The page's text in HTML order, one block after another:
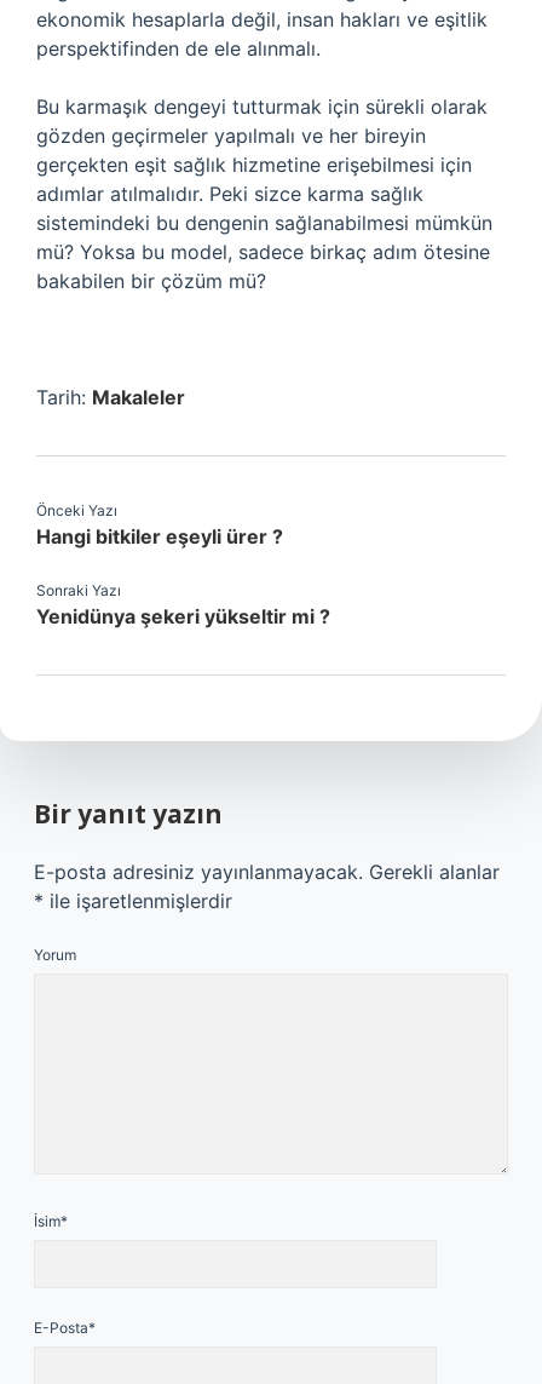
ekonomik hesaplarla değil, insan hakları ve eşitlik
perspektifinden de ele alınmalı.
Bu karmaşık dengeyi tutturmak için sürekli olarak
gözden geçirmeler yapılmalı ve her bireyin
gerçekten eşit sağlık hizmetine erişebilmesi için
adımlar atılmalıdır. Peki sizce karma sağlık
sistemindeki bu dengenin sağlanabilmesi mümkün
mü? Yoksa bu model, sadece birkaç adım ötesine
bakabilen bir çözüm mü?
Tarih: Makaleler
Önceki Yazı
Hangi bitkiler eşeyli ürer ?
Sonraki Yazı
Yenidünya şekeri yükseltir mi ?
Bir yanıt yazın
E-posta adresiniz yayınlanmayacak. Gerekli alanlar
* ile işaretlenmişlerdir
Yorum
İsim*
E-Posta*